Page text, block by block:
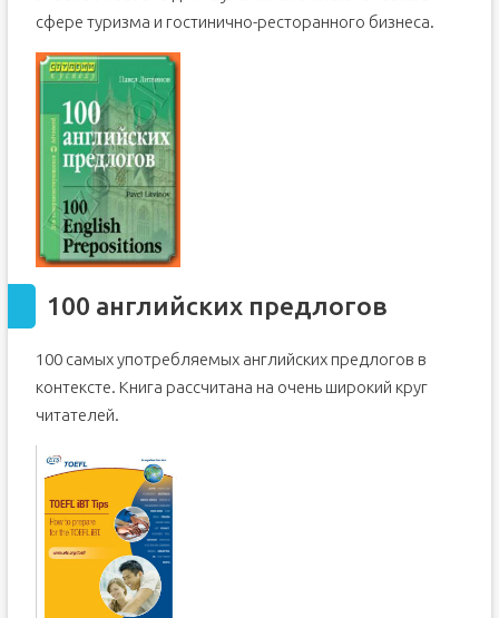
сфере туризма и гостинично-ресторанного бизнеса.
100 английских предлогов
100 самых употребляемых английских предлогов в
контексте. Книга рассчитана на очень широкий круг
читателей.